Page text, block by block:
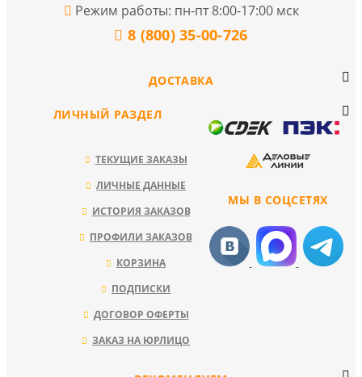
Режим работы: пн-пт 8:00-17:00 мск
8 (800) 35-00-726
ДОСТАВКА
МЫ В СОЦСЕТЯХ
ЛИЧНЫЙ РАЗДЕЛ
ТЕКУЩИЕ ЗАКАЗЫ
ЛИЧНЫЕ ДАННЫЕ
ИСТОРИЯ ЗАКАЗОВ
ПРОФИЛИ ЗАКАЗОВ
КОРЗИНА
ПОДПИСКИ
ДОГОВОР ОФЕРТЫ
ЗАКАЗ НА ЮРЛИЦО